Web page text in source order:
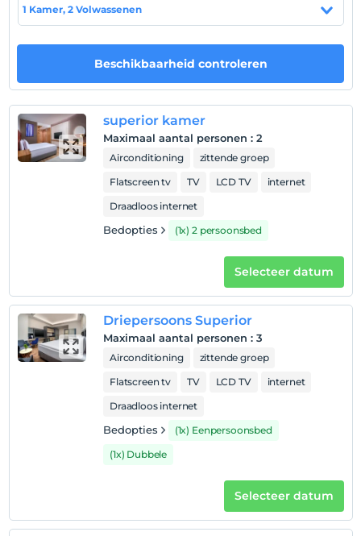
Na 14:00
Uitchecken
Voor 12:00
Huisdieren toegestaan
Baby's jonger dan 2 worden niet in rekening gebracht
1 kind(eren) tot de leeftijd van 6 per kamer
wordt/worden niet in rekening gebracht
1 Kamer, 2 Volwassenen
Beschikbaarheid controleren
superior kamer
Maximaal aantal personen : 2
Airconditioning
zittende groep
Flatscreen tv
TV LCD TV
internet
Draadloos internet
Bedopties (1x) 2 persoonsbed
Selecteer datum
Driepersoons Superior
Maximaal aantal personen : 3
Airconditioning
zittende groep
Flatscreen tv
TV LCD TV
internet
Draadloos internet
Bedopties
(1x) Eenpersoonsbed
(1x) Dubbele
Selecteer datum